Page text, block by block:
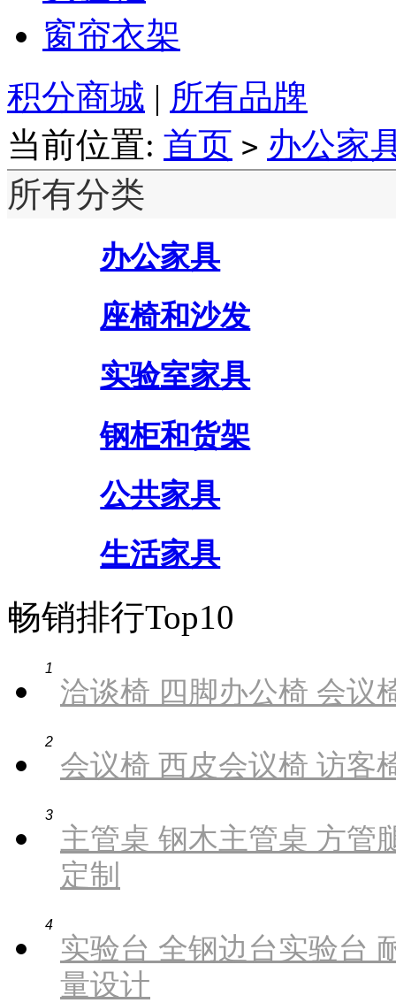
窗帘衣架
积分商城 | 所有品牌
当前位置: 首页 > 办公家
所有分类
办公家具
座椅和沙发
实验室家具
钢柜和货架
公共家具
生活家具
畅销排行Top10
1
洽谈椅 四脚办公椅 会议
2
会议椅 西皮会议椅 访客
3
主管桌 钢木主管桌 方管
定制
4
实验台 全钢边台实验台
量设计